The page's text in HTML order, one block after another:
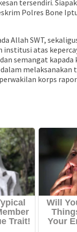
tersendiri.
Polres Bone
Allah SWT,
institusi atas
semangat kapada
melaksanakan
korps